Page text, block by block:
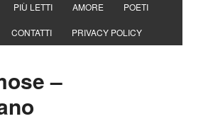
PIÙ LETTI AMORE POETI
CONTATTI PRIVACY POLICY
–